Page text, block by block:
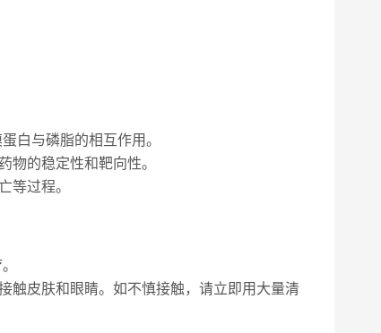
白与磷脂的相互作用。
物的稳定性和靶向性。
等过程。
触皮肤和眼睛。如不慎接触，请立即用大量清